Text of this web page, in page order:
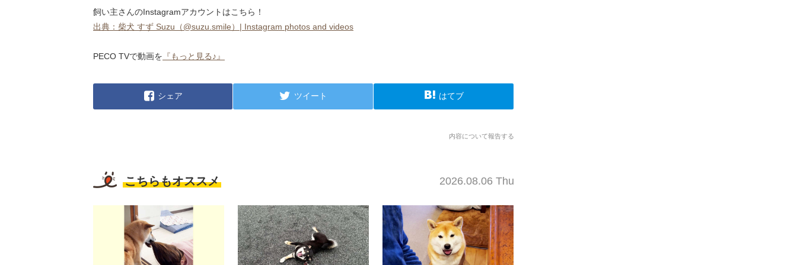
飼い主さんのInstagramアカウントはこちら！
出典：柴犬 すず Suzu（@suzu.smile）| Instagram photos and videos
PECO TVで動画を 『もっと見る♪』
シェア ツイート はてブ
内容について報告する
こちらもオススメ 2026.08.06 Thu